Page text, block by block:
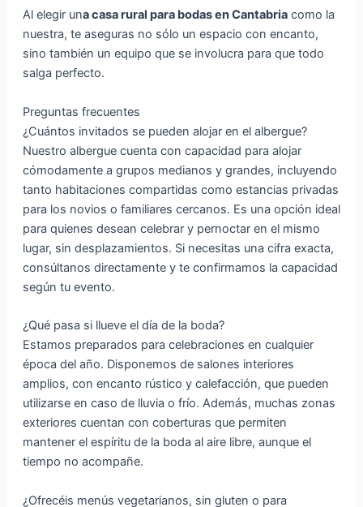
Al elegir una casa rural para bodas en Cantabriacomo la
nuestra, te aseguras no sólo un espacio con encanto,
sino también un equipo que se involucra para que todo
salga perfecto.
Preguntas frecuentes
¿Cuántos invitados se pueden alojar en el albergue?
Nuestro albergue cuenta con capacidad para alojar
cómodamente a grupos medianos y grandes, incluyendo
tanto habitaciones compartidas como estancias privadas
para los novios o familiares cercanos. Es una opción ideal
para quienes desean celebrar y pernoctar en el mismo
lugar, sin desplazamientos. Si necesitas una cifra exacta,
consúltanos directamente y te confirmamos la capacidad
según tu evento.
¿Qué pasa si llueve el día de la boda?
Estamos preparados para celebraciones en cualquier
época del año. Disponemos de salones interiores
amplios, con encanto rústico y calefacción, que pueden
utilizarse en caso de lluvia o frío. Además, muchas zonas
exteriores cuentan con coberturas que permiten
mantener el espíritu de la boda al aire libre, aunque el
tiempo no acompañe.
¿Ofrecéis menús vegetarianos, sin gluten o para